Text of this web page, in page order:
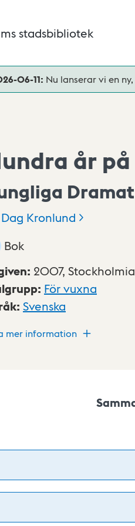
stadsbibliotek
06-11: Nu lanserar vi en
år
Dag Kronlund
Bok
: 2007, Stockholmia
: För vuxna
: Svenska
mer information